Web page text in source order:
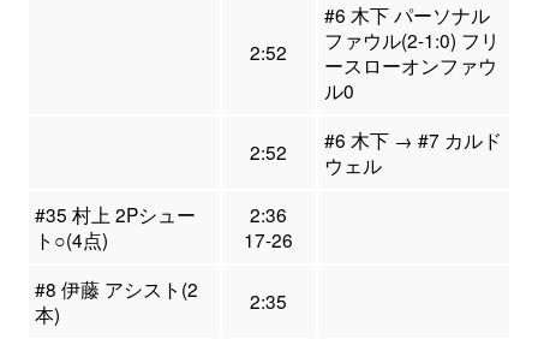
2:52
#6 木下 パーソナル
ファウル(2-1:0) フリ
ースローオンファウ
ル0
2:52
#6 木下 → #7 カルド
ウェル
#35 村上 2Pシュー
ト○(4点)
2:36
17-26
#8 伊藤 アシスト(2
本)
2:35